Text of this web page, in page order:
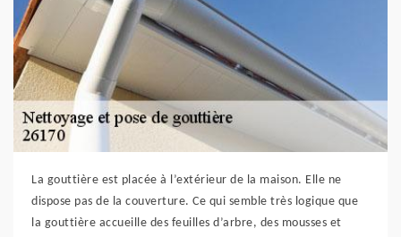
La gouttière est placée à l’extérieur de la maison. Elle ne
dispose pas de la couverture. Ce qui semble très logique que
la gouttière accueille des feuilles d’arbre, des mousses et